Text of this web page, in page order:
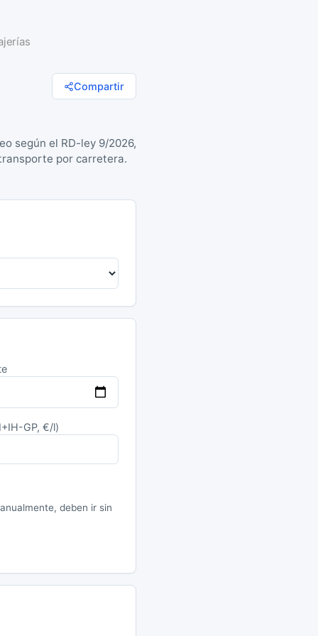
Compartir
según el RD-ley 9/2026,
por carretera.
GP, €/l)
deben ir sin